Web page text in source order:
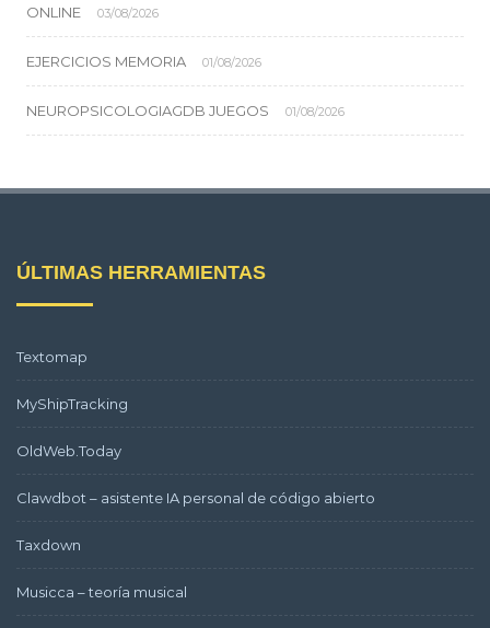
ONLINE
03/08/2026
EJERCICIOS MEMORIA 01/08/2026
NEUROPSICOLOGIAGDB JUEGOS 01/08/2026
ÚLTIMAS HERRAMIENTAS
Textomap
MyShipTracking
OldWeb.Today
Clawdbot – asistente IA personal de código abierto
Taxdown
Musicca – teoría musical